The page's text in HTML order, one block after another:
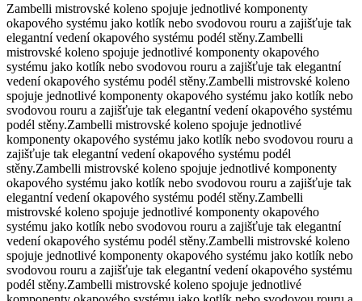
Zambelli mistrovské koleno spojuje jednotlivé komponenty
okapového systému jako kotlík nebo svodovou rouru a zajišťuje tak
elegantní vedení okapového systému podél stěny.Zambelli
mistrovské koleno spojuje jednotlivé komponenty okapového
systému jako kotlík nebo svodovou rouru a zajišťuje tak elegantní
vedení okapového systému podél stěny.Zambelli mistrovské koleno
spojuje jednotlivé komponenty okapového systému jako kotlík nebo
svodovou rouru a zajišťuje tak elegantní vedení okapového systému
podél stěny.Zambelli mistrovské koleno spojuje jednotlivé
komponenty okapového systému jako kotlík nebo svodovou rouru a
zajišťuje tak elegantní vedení okapového systému podél
stěny.Zambelli mistrovské koleno spojuje jednotlivé komponenty
okapového systému jako kotlík nebo svodovou rouru a zajišťuje tak
elegantní vedení okapového systému podél stěny.Zambelli
mistrovské koleno spojuje jednotlivé komponenty okapového
systému jako kotlík nebo svodovou rouru a zajišťuje tak elegantní
vedení okapového systému podél stěny.Zambelli mistrovské koleno
spojuje jednotlivé komponenty okapového systému jako kotlík nebo
svodovou rouru a zajišťuje tak elegantní vedení okapového systému
podél stěny.Zambelli mistrovské koleno spojuje jednotlivé